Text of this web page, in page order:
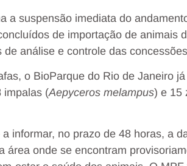
a suspensão imediata do
de importação de animais
análise e controle das
o BioParque do Rio de Janeiro
impalas (Aepyceros melampus) e 15
informar, no prazo de 48 horas, a
área onde se encontram